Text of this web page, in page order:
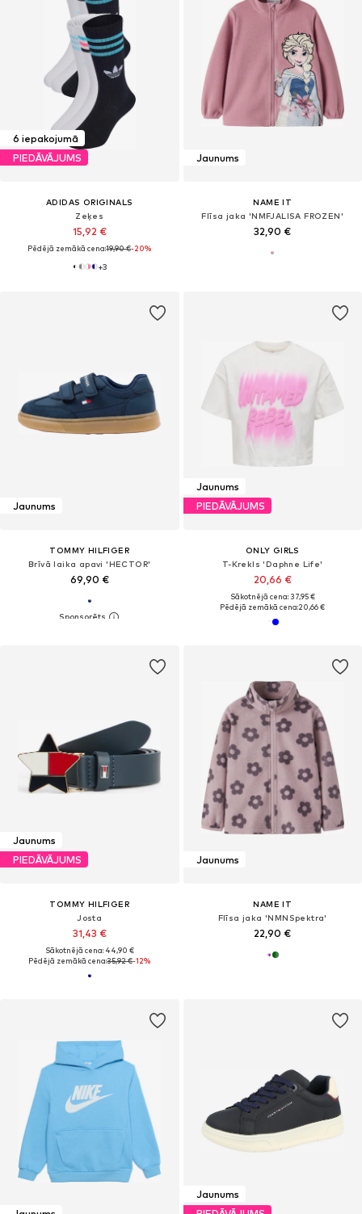
6 iepakojumā
PIEDĀVĀJUMS
ADIDAS ORIGINALS
Zeķes
15,92 €
Pēdējā zemākā cena:19,90 €-20%
+3
Jaunums
NAME IT
Flīsa jaka 'NMFJALISA FROZEN'
32,90 €
Jaunums
TOMMY HILFIGER
Brīvā laika apavi 'HECTOR'
69,90 €
Jaunums
PIEDĀVĀJUMS
ONLY GIRLS
T-Krekls 'Daphne Life'
20,66 €
Sākotnējā cena: 37,95 €
Pēdējā zemākā cena:20,66 €
Jaunums
PIEDĀVĀJUMS
TOMMY HILFIGER
Josta
31,43 €
Sākotnējā cena: 44,90 €
Pēdējā zemākā cena:35,92 €-12%
Jaunums
NAME IT
Flīsa jaka 'NMNSpektra'
22,90 €
Jaunums